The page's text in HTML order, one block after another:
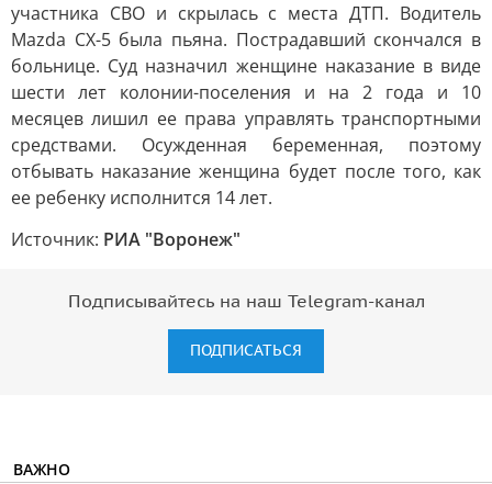
участника СВО и скрылась с места ДТП. Водитель
Mazda CX-5 была пьяна. Пострадавший скончался в
больнице. Суд назначил женщине наказание в виде
шести лет колонии-поселения и на 2 года и 10
месяцев лишил ее права управлять транспортными
средствами. Осужденная беременная, поэтому
отбывать наказание женщина будет после того, как
ее ребенку исполнится 14 лет.
Источник: РИА "Воронеж"
Подписывайтесь на наш Telegram-канал
ПОДПИСАТЬСЯ
ВАЖНО